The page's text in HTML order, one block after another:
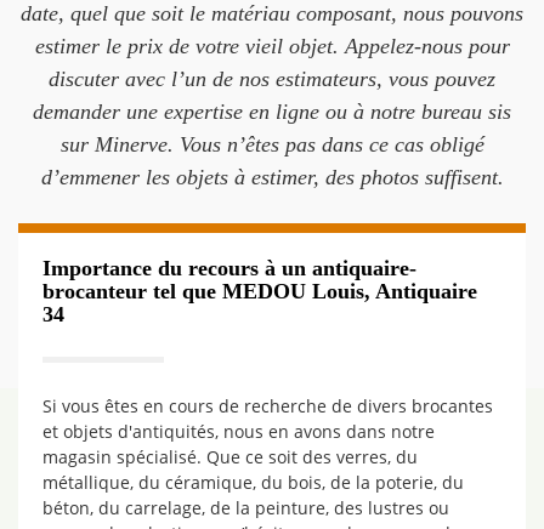
date, quel que soit le matériau composant, nous pouvons
estimer le prix de votre vieil objet. Appelez-nous pour
discuter avec l’un de nos estimateurs, vous pouvez
demander une expertise en ligne ou à notre bureau sis
sur Minerve. Vous n’êtes pas dans ce cas obligé
d’emmener les objets à estimer, des photos suffisent.
Importance du recours à un antiquaire-
brocanteur tel que MEDOU Louis, Antiquaire
34
Si vous êtes en cours de recherche de divers brocantes
et objets d'antiquités, nous en avons dans notre
magasin spécialisé. Que ce soit des verres, du
métallique, du céramique, du bois, de la poterie, du
béton, du carrelage, de la peinture, des lustres ou